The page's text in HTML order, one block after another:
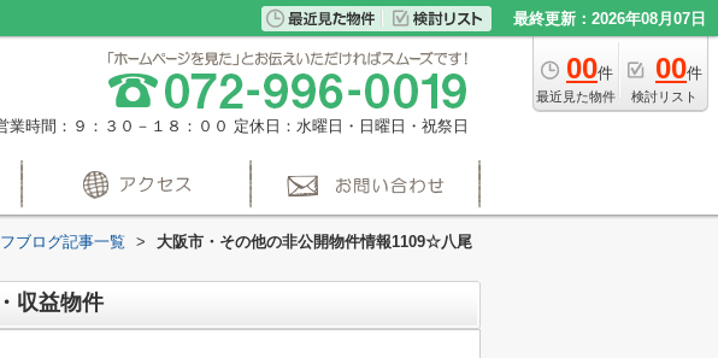
最終更新：2026年08月07日
00件
最近見た物件
00件
検討リスト
業時間：９：３０－１８：００ 定休日：水曜日・日曜日・祝祭日
ブログ記事一覧 >
大阪市・その他の非公開物件情報1109☆八尾
収益物件